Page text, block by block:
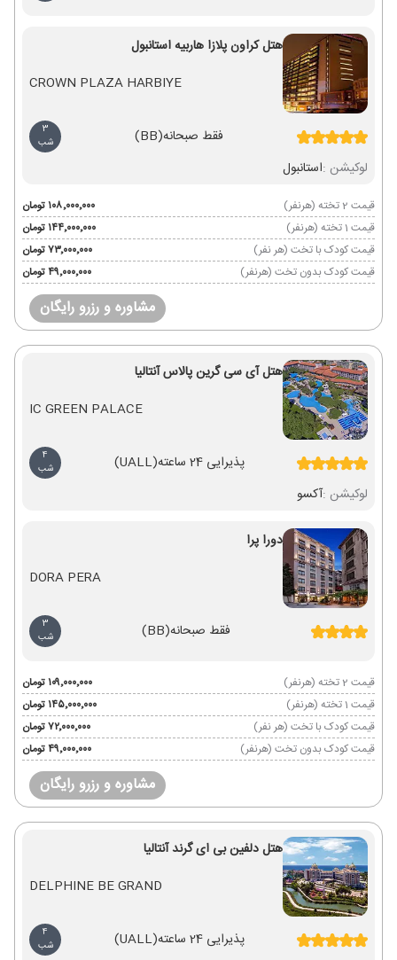
هتل کراون پلازا هاربیه استانبول
CROWN PLAZA HARBIYE
فقط صبحانه(BB)
3
شب
لوکیشن :استانبول
قیمت 2 تخته (هرنفر)
۱۰۸٬۰۰۰٬۰۰۰ تومان
قیمت 1 تخته (هرنفر)
۱۴۴٬۰۰۰٬۰۰۰ تومان
قیمت کودک با تخت (هر نفر)
۷۳٬۰۰۰٬۰۰۰ تومان
قیمت کودک بدون تخت (هرنفر)
۴۹٬۰۰۰٬۰۰۰ تومان
مشاوره و رزرو رایگان
هتل آی سی گرین پالاس آنتالیا
IC GREEN PALACE
پذیرایی 24 ساعته (UALL)
4
شب
لوکیشن :آکسو
دورا پرا
DORA PERA
فقط صبحانه(BB)
3
شب
قیمت 2 تخته (هرنفر)
۱۰۹٬۰۰۰٬۰۰۰ تومان
قیمت 1 تخته (هرنفر)
۱۴۵٬۰۰۰٬۰۰۰ تومان
قیمت کودک با تخت (هر نفر)
۷۲٬۰۰۰٬۰۰۰ تومان
قیمت کودک بدون تخت (هرنفر)
۴۹٬۰۰۰٬۰۰۰ تومان
مشاوره و رزرو رایگان
هتل دلفین بی ای گرند آنتالیا
DELPHINE BE GRAND
پذیرایی 24 ساعته (UALL)
4
شب